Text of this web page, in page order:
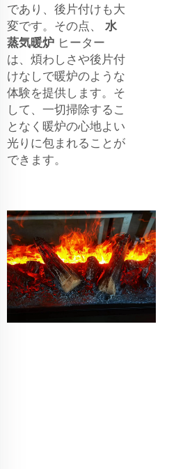
であり、後片付けも大
変です。その点、 水
蒸気暖炉 ヒーター
は、煩わしさや後片付
けなしで暖炉のような
体験を提供します。そ
して、一切掃除するこ
となく暖炉の心地よい
光りに包まれることが
できます。